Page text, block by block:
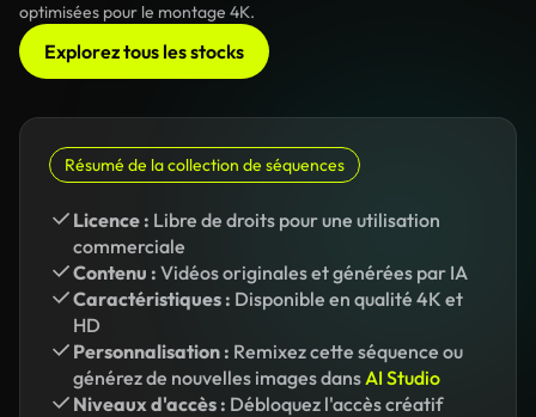
optimisées pour le montage 4K.
Explorez tous les stocks
Résumé de la collection de séquences
Licence : Libre de droits pour une utilisation
commerciale
Contenu : Vidéos originales et générées par IA
Caractéristiques : Disponible en qualité 4K et
HD
Personnalisation : Remixez cette séquence ou
générez de nouvelles images dansAI Studio
Niveaux d'accès : Débloquez l'accès créatif